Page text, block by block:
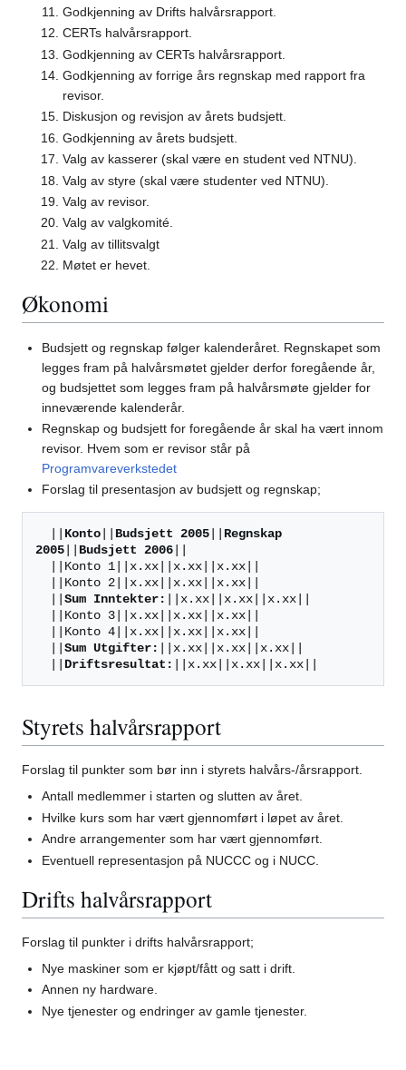
Godkjenning av Drifts halvårsrapport.
CERTs halvårsrapport.
Godkjenning av CERTs halvårsrapport.
Godkjenning av forrige års regnskap med rapport fra
revisor.
Diskusjon og revisjon av årets budsjett.
Godkjenning av årets budsjett.
Valg av kasserer (skal være en student ved NTNU).
Valg av styre (skal være studenter ved NTNU).
Valg av revisor.
Valg av valgkomité.
Valg av tillitsvalgt
Møtet er hevet.
Økonomi
Budsjett og regnskap følger kalenderåret. Regnskapet som
legges fram på halvårsmøtet gjelder derfor foregående år,
og budsjettet som legges fram på halvårsmøte gjelder for
inneværende kalenderår.
Regnskap og budsjett for foregående år skal ha vært innom
revisor. Hvem som er revisor står på
Programvareverkstedet
Forslag til presentasjon av budsjett og regnskap;
Konto Budsjett 2005
Regnskap
2005
Budsjett 2006
Sum Inntekter:
||x.xx||x.xx||x.xx||
Sum Utgifter:
||x.xx||x.xx||x.xx||
Driftsresultat:
Styrets halvårsrapport
Forslag til punkter som bør inn i styrets halvårs-/årsrapport.
Antall medlemmer i starten og slutten av året.
Hvilke kurs som har vært gjennomført i løpet av året.
Andre arrangementer som har vært gjennomført.
Eventuell representasjon på NUCCC og i NUCC.
Drifts halvårsrapport
Forslag til punkter i drifts halvårsrapport;
Nye maskiner som er kjøpt/fått og satt i drift.
Annen ny hardware.
Nye tjenester og endringer av gamle tjenester.